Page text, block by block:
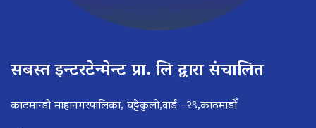
सबस्त इन्टरटेन्मेन्ट प्रा. लि द्वारा संचालित
काठमान्डौ माहानगरपालिका, घट्टेकुलो,वार्ड -२९,काठमाडौँ